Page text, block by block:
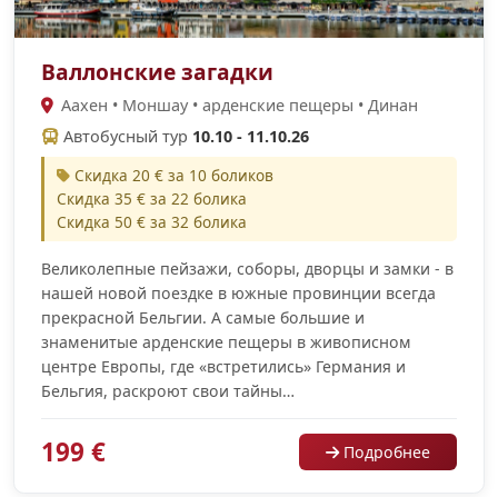
Валлонские загадки
Аахен • Моншау • арденские пещеры • Динан
Автобусный тур 10.10 - 11.10.26
Скидка 20 € за 10 боликов
Скидка 35 € за 22 болика
Скидка 50 € за 32 болика
Великолепные пейзажи, соборы, дворцы и замки - в
нашей новой поездке в южные провинции всегда
прекрасной Бельгии. А самые большие и
знаменитые арденские пещеры в живописном
центре Европы, где «встретились» Германия и
Бельгия, раскроют свои тайны…
199 € Подробнее